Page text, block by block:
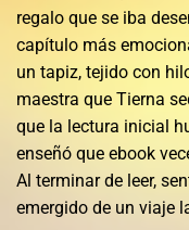
regalo que se iba
capítulo más
un tapiz, tejido con
maestra que Tierna
que la lectura inicial
enseñó que ebook
Al terminar de leer,
emergido de un viaje